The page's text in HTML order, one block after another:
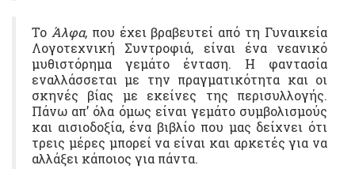
Το Άλφα, που έχει βραβευτεί από τη Γυναικεία
Λογοτεχνική Συντροφιά, είναι ένα νεανικό
μυθιστόρημα γεμάτο ένταση. Η φαντασία
εναλλάσσεται με την πραγματικότητα και οι
σκηνές βίας με εκείνες της περισυλλογής.
Πάνω απ’ όλα όμως είναι γεμάτο συμβολισμούς
και αισιοδοξία, ένα βιβλίο που μας δείχνει ότι
τρεις μέρες μπορεί να είναι και αρκετές για να
αλλάξει κάποιος για πάντα.